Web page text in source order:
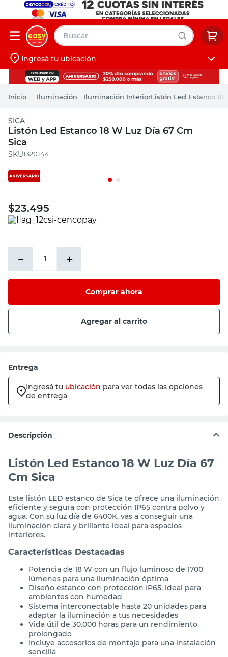
Buscar
Iniciá sesión
Ingresá tu ubicación
Iluminación Iluminación InteriorListón Led Estanco 18
SICA
Listón Led Estanco 18 W Luz Día 67 Cm
Sica
:1320144
$23.495
＋
－
Comprar ahora
Agregar al carrito
Entrega
Ingresá tu ubicación para ver todas las opciones
de entrega
Descripción
Listón Led Estanco 18 W Luz Día 67
Cm Sica
Este listón LED estanco de Sica te ofrece una iluminación
eficiente y segura con protección IP65 contra polvo y
agua. Con su luz día de 6400K, vas a conseguir una
iluminación clara y brillante ideal para espacios
interiores.
Características Destacadas
Potencia de 18 W con un flujo luminoso de 1700
lúmenes para una iluminación óptima
Diseño estanco con protección IP65, ideal para
ambientes con humedad
Sistema interconectable hasta 20 unidades para
adaptar la iluminación a tus necesidades
Vida útil de 30.000 horas para un rendimiento
prolongado
Incluye accesorios de montaje para una instalación
sencilla
muebles
pintura
escritorio
placard